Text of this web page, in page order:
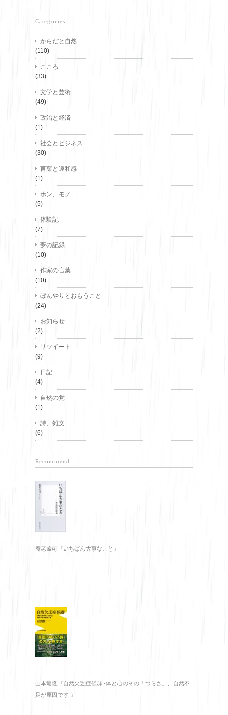
Categories
からだと自然
(110)
こころ
(33)
文学と芸術
(49)
政治と経済
(1)
社会とビジネス
(30)
言葉と違和感
(1)
ホン、モノ
(5)
体験記
(7)
夢の記録
(10)
作家の言葉
(10)
ぼんやりとおもうこと
(24)
お知らせ
(2)
リツイート
(9)
日記
(4)
自然の党
(1)
詩、雑文
(6)
Recommend
養老孟司『いちばん大事なこと』
山本竜隆『自然欠乏症候群 -体と心のその「つらさ」、自然不
足が原因です-』